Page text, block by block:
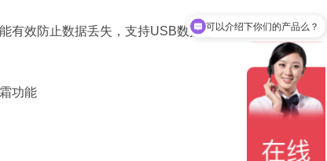
有效防止数据丢失，支持USB数据导
功能
可以介绍下你们的产品么？